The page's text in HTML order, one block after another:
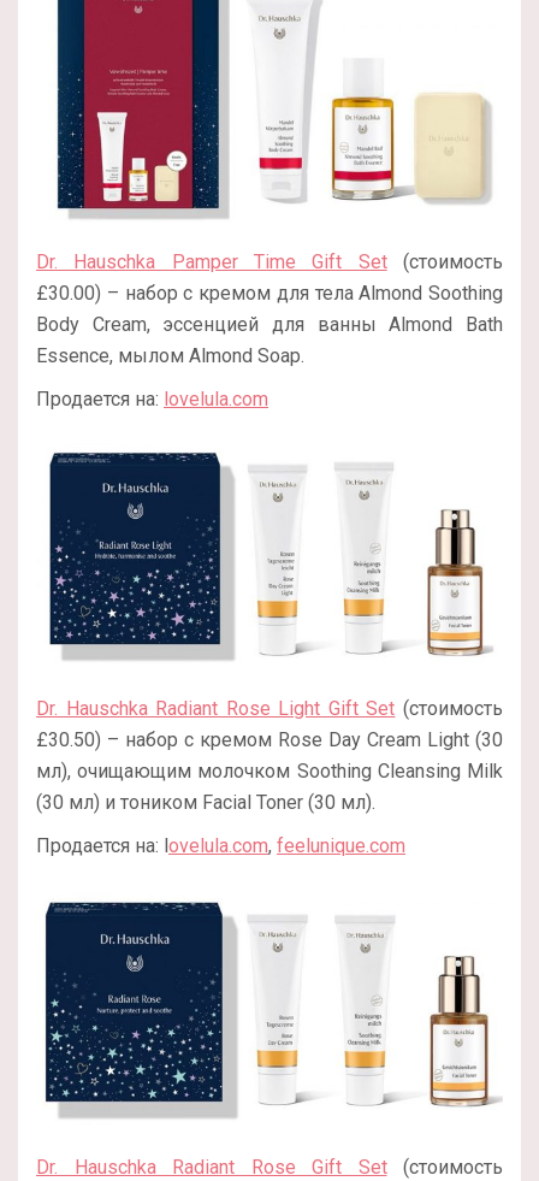
Dr. Hauschka Pamper Time Gift Set(стоимость
£30.00) – набор с кремом для тела Almond Soothing
Body Cream, эссенцией для ванны Almond Bath
Essence, мылом Almond Soap.
Продается на: lovelula.com
Dr. Hauschka Radiant Rose Light Gift Set (стоимость
£30.50) – набор с кремом Rose Day Cream Light (30
мл), очищающим молочком Soothing Cleansing Milk
(30 мл) и тоником Facial Toner (30 мл).
Продается на: l ovelula.com, feelunique.com
Dr. Hauschka Radiant Rose Gift Set(стоимость